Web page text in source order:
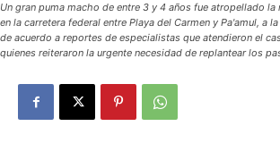
Un gran puma macho de entre 3 y 4 años fue atropellado la
en la carretera federal entre Playa del Carmen y Pa'amul, a
de acuerdo a reportes de especialistas que atendieron el
quienes reiteraron la urgente necesidad de replantear los